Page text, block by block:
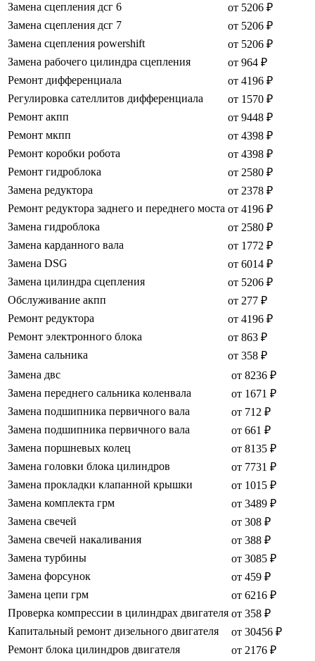
Замена сцепления дсг 6
от 5206 ₽
Замена сцепления дсг 7
от 5206 ₽
Замена сцепления powershift
от 5206 ₽
Замена рабочего цилиндра сцепления
от 964 ₽
Ремонт дифференциала
от 4196 ₽
Регулировка сателлитов дифференциала
от 1570 ₽
Ремонт акпп
от 9448 ₽
Ремонт мкпп
от 4398 ₽
Ремонт коробки робота
от 4398 ₽
Ремонт гидроблока
от 2580 ₽
Замена редуктора
от 2378 ₽
Ремонт редуктора заднего и переднего моста от 4196 ₽
Замена гидроблока
от 2580 ₽
Замена карданного вала
от 1772 ₽
Замена DSG
от 6014 ₽
Замена цилиндра сцепления
от 5206 ₽
Обслуживание акпп
от 277 ₽
Ремонт редуктора
от 4196 ₽
Ремонт электронного блока
от 863 ₽
Замена сальника
от 358 ₽
Замена двс
от 8236 ₽
Замена переднего сальника коленвала
от 1671 ₽
Замена подшипника первичного вала
от 712 ₽
Замена подшипника первичного вала
от 661 ₽
Замена поршневых колец
от 8135 ₽
Замена головки блока цилиндров
от 7731 ₽
Замена прокладки клапанной крышки
от 1015 ₽
Замена комплекта грм
от 3489 ₽
Замена свечей
от 308 ₽
Замена свечей накаливания
от 388 ₽
Замена турбины
от 3085 ₽
Замена форсунок
от 459 ₽
Замена цепи грм
от 6216 ₽
Проверка компрессии в цилиндрах двигателя от 358 ₽
Капитальный ремонт дизельного двигателя
от 30456 ₽
Ремонт блока цилиндров двигателя
от 2176 ₽